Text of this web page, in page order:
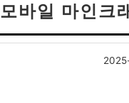
모바일 마인크